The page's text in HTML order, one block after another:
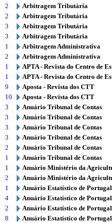
2
Arbitragem Tributária
2
Arbitragem Tributária
3
Arbitragem Tributária
3
Arbitragem Tributária
1
Arbitragem Administrativa
2
Arbitragem Administrativa
1
APTA - Revista do Centro de
1
APTA - Revista do Centro de
9
Aposta - Revista dos CTT
10
Aposta - Revista dos CTT
3
Anuário Tribunal de Contas
3
Anuário Tribunal de Contas
3
Anuário Tribunal de Contas
3
Anuário Tribunal de Contas
2
Anuário Tribunal de Contas
1
Anuário Tribunal de Contas
1
Anuário Ministério da
2
Anuário Ministério da
1
Anuário Estatístico de Portugal
4
Anuário Estatístico de Portugal
2
Anuário Estatístico de Portugal
8
Anuário Estatístico de Portugal